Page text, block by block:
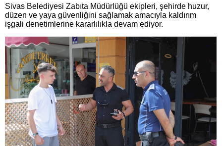
Sivas Belediyesi Zabıta Müdürlüğü ekipleri, şehirde huzur,
düzen ve yaya güvenliğini sağlamak amacıyla kaldırım
işgali denetimlerine kararlılıkla devam ediyor.